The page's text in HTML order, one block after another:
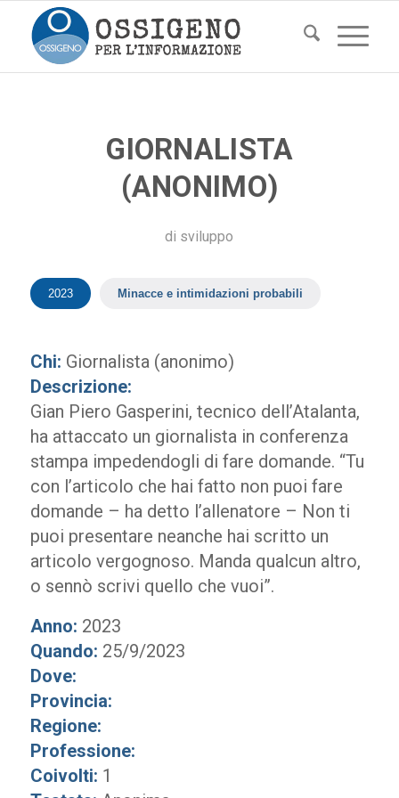
GIORNALISTA
(ANONIMO)
di sviluppo
2023 Minacce e intimidazioni probabili
Chi: Giornalista (anonimo)
Descrizione:
Gian Piero Gasperini, tecnico dell’Atalanta,
ha attaccato un giornalista in conferenza
stampa impedendogli di fare domande. “Tu
con l’articolo che hai fatto non puoi fare
domande – ha detto l’allenatore – Non ti
puoi presentare neanche hai scritto un
articolo vergognoso. Manda qualcun altro,
o sennò scrivi quello che vuoi”.
Anno: 2023
Quando: 25/9/2023
Dove:
Provincia:
Regione:
Professione:
Coivolti: 1